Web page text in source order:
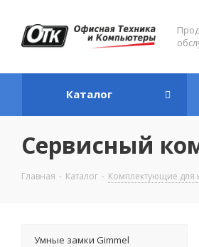
Каталог
Сервисный
Главная - Каталог - Комплектующие для
Умные замки Gimmel